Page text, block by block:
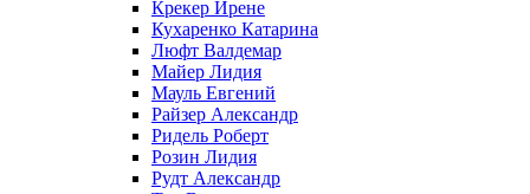
Крекер Ирене
Кухаренко Катарина
Люфт Валдемaр
Майер Лидия
Мауль Евгений
Райзер Александр
Ридель Роберт
Розин Лидия
Рудт Александр